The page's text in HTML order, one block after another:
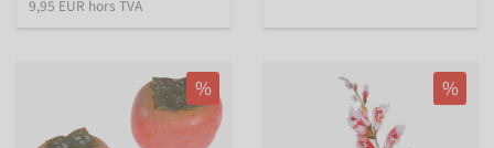
9,95 EUR hors TVA
% %